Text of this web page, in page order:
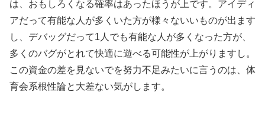
は、おもしろくなる確率はあったほうが上です。アイディ
アだって有能な人が多くいた方が様々ないいものが出ます
し、デバッグだって1人でも有能な人が多くなった方が、
多くのバグがとれて快適に遊べる可能性が上がりますし。
この資金の差を見ないでを努力不足みたいに言うのは、体
育会系根性論と大差ない気がします。